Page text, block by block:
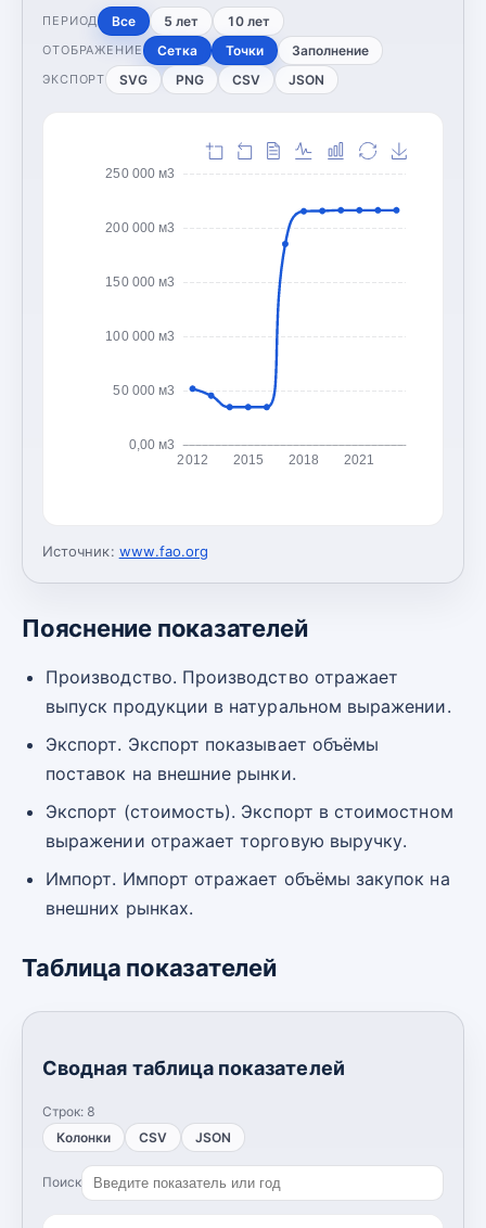
ПЕРИОД Все 5 лет 10 лет
ОТОБРАЖЕНИЕ Сетка Точки Заполнение
ЭКСПОРТ SVG PNG CSV JSON
0,00 м3
50 000 м3
100 000 м3
150 000 м3
200 000 м3
250 000 м3
2012 2015 2018 2021
Источник: www.fao.org
Пояснение показателей
Производство. Производство отражает
выпуск продукции в натуральном выражении.
Экспорт. Экспорт показывает объёмы
поставок на внешние рынки.
Экспорт (стоимость). Экспорт в стоимостном
выражении отражает торговую выручку.
Импорт. Импорт отражает объёмы закупок на
внешних рынках.
Таблица показателей
Сводная таблица показателей
Строк: 8
Колонки
CSV JSON
Поиск